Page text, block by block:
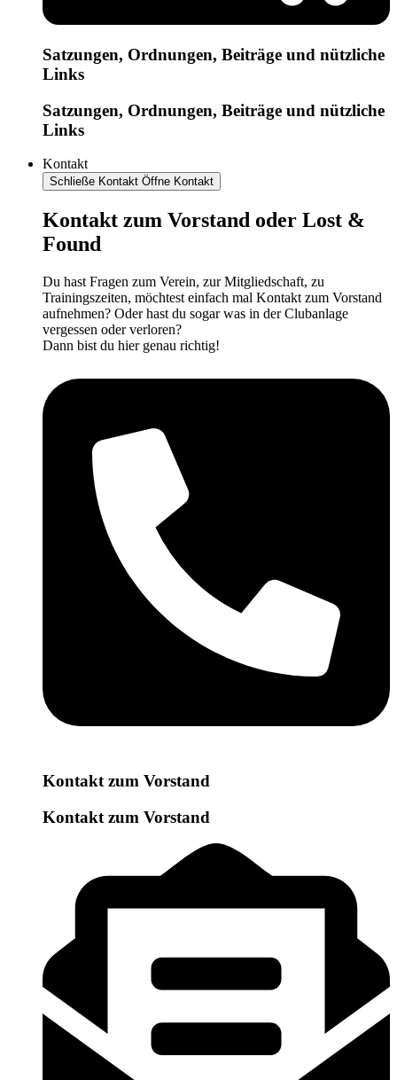
Satzungen, Ordnungen, Beiträge und nützliche
Links
Satzungen, Ordnungen, Beiträge und nützliche
Links
Kontakt
Schließe Kontakt Öffne Kontakt
Kontakt zum Vorstand oder Lost &
Found
Du hast Fragen zum Verein, zur Mitgliedschaft, zu
Trainingszeiten, möchtest einfach mal Kontakt zum Vorstand
aufnehmen? Oder hast du sogar was in der Clubanlage
vergessen oder verloren?
Dann bist du hier genau richtig!
Kontakt zum Vorstand
Kontakt zum Vorstand